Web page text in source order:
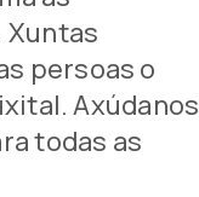
Xuntas
persoas o
Axúdanos
todas as